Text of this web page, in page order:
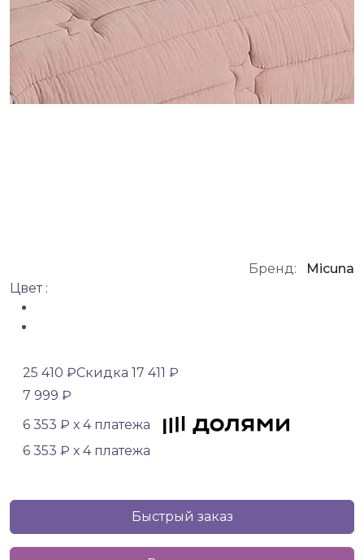
Бренд:
Micuna
Цвет :
25 410 ₽Скидка 17 411 ₽
7 999 ₽
6 353 ₽ х 4 платежа
6 353 ₽ х 4 платежа
Быстрый заказ